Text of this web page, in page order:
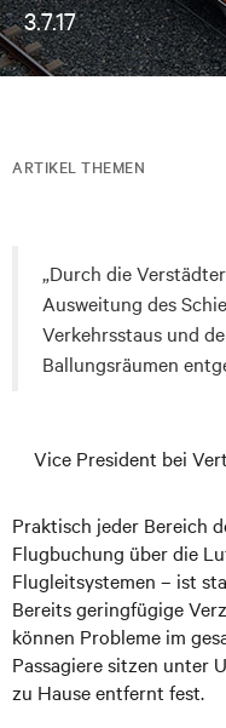
3.7.17
ARTIKEL THEMEN
„Durch die
Ausweitung des
Verkehrsstaus und
Ballungsräumen
Vice President bei
Praktisch jeder Bereich
Flugbuchung über die
Flugleitsystemen – ist
Bereits geringfügige
können Probleme im
Passagiere sitzen unter
zu Hause entfernt fest.